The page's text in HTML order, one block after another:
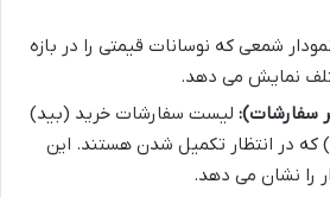
شمعی که نوسانات قیمتی را در بازه
نمایش می دهد.
سفارشات): لیست سفارشات خرید (بید)
در انتظار تکمیل شدن هستند. این
را نشان می دهد.